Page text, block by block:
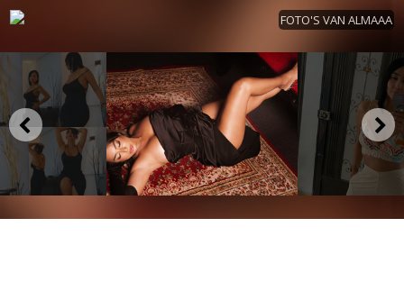
FOTO'S VAN ALMAAA